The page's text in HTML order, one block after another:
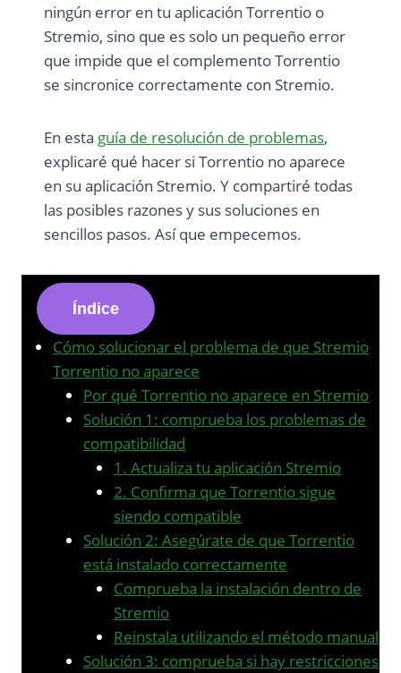
ningún error en tu aplicación Torrentio o
Stremio, sino que es solo un pequeño error
que impide que el complemento Torrentio
se sincronice correctamente con Stremio.
En esta guía de resolución de problemas,
explicaré qué hacer si Torrentio no aparece
en su aplicación Stremio. Y compartiré todas
las posibles razones y sus soluciones en
sencillos pasos. Así que empecemos.
Índice
Cómo solucionar el problema de que Stremio
Torrentio no aparece
Por qué Torrentio no aparece en Stremio
Solución 1: comprueba los problemas de
compatibilidad
1. Actualiza tu aplicación Stremio
2. Confirma que Torrentio sigue
siendo compatible
Solución 2: Asegúrate de que Torrentio
está instalado correctamente
Comprueba la instalación dentro de
Stremio
Reinstala utilizando el método manual
Solución 3: comprueba si hay restricciones